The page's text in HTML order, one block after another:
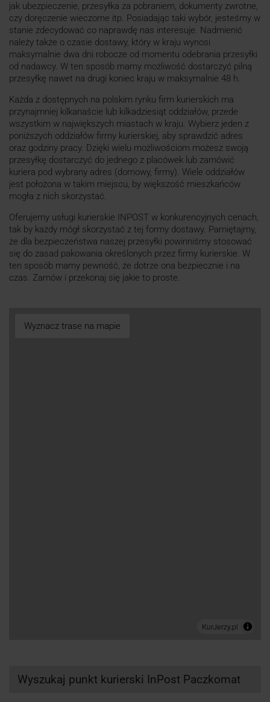
jak ubezpieczenie, przesyłka za pobraniem, dokumenty zwrotne,
czy doręczenie wieczorne itp. Posiadając taki wybór, jesteśmy w
stanie zdecydować co naprawdę nas interesuje. Nadmienić
należy także o czasie dostawy, który w kraju wynosi
maksymalnie dwa dni robocze od momentu odebrania przesyłki
od nadawcy. W ten sposób mamy możliwość dostarczyć pilną
przesyłkę nawet na drugi koniec kraju w maksymalnie 48 h.
Każda z dostępnych na polskim rynku firm kurierskich ma
przynajmniej kilkanaście lub kilkadziesiąt oddziałów, przede
wszystkim w największych miastach w kraju. Wybierz jeden z
poniższych oddziałów firmy kurierskiej, aby sprawdzić adres
oraz godziny pracy. Dzięki wielu możliwościom możesz swoją
przesyłkę dostarczyć do jednego z placówek lub zamówić
kuriera pod wybrany adres (domowy, firmy). Wiele oddziałów
jest położona w takim miejscu, by większość mieszkańców
mogła z nich skorzystać.
Oferujemy usługi kurierskie INPOST w konkurencyjnych cenach,
tak by każdy mógł skorzystać z tej formy dostawy. Pamiętajmy,
że dla bezpieczeństwa naszej przesyłki powinniśmy stosować
się do zasad pakowania określonych przez firmy kurierskie. W
ten sposób mamy pewność, że dotrze ona bezpiecznie i na
czas. Zamów i przekonaj się jakie to proste.
Wyznacz trase na mapie
Wyszukaj punkt kurierski InPost Paczkomat